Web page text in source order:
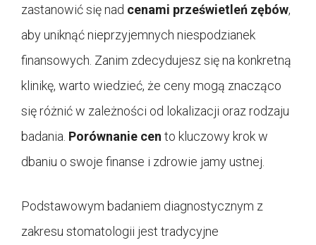
zastanowić się nad cenami prześwietleń zębów,
aby uniknąć nieprzyjemnych niespodzianek
finansowych. Zanim zdecydujesz się na konkretną
klinikę, warto wiedzieć, że ceny mogą znacząco
się różnić w zależności od lokalizacji oraz rodzaju
badania. Porównanie cen to kluczowy krok w
dbaniu o swoje finanse i zdrowie jamy ustnej.
Podstawowym badaniem diagnostycznym z
zakresu stomatologii jest tradycyjne